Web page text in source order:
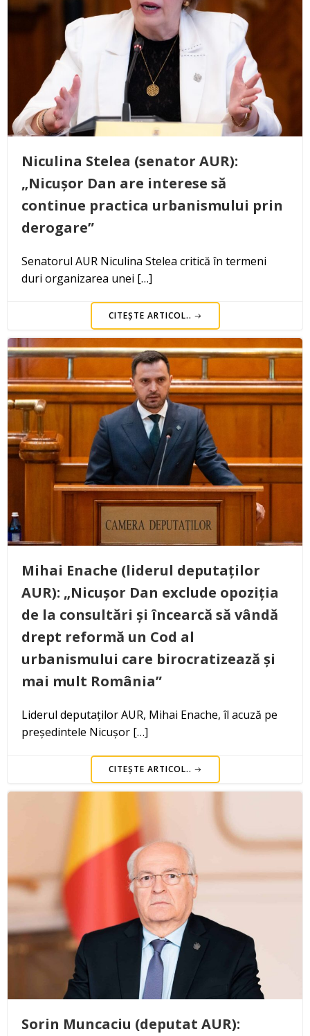
Niculina Stelea (senator AUR):
„Nicușor Dan are interese să
continue practica urbanismului prin
derogare”
Senatorul AUR Niculina Stelea critică în termeni
duri organizarea unei […]
CITEȘTE ARTICOL..
Mihai Enache (liderul deputaților
AUR): „Nicușor Dan exclude opoziția
de la consultări și încearcă să vândă
drept reformă un Cod al
urbanismului care birocratizează și
mai mult România”
Liderul deputaților AUR, Mihai Enache, îl acuză pe
președintele Nicușor […]
CITEȘTE ARTICOL..
Sorin Muncaciu (deputat AUR):